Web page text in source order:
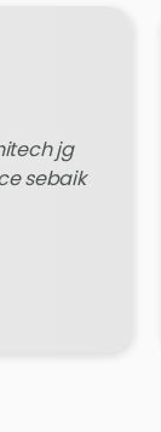
jg
sebaik